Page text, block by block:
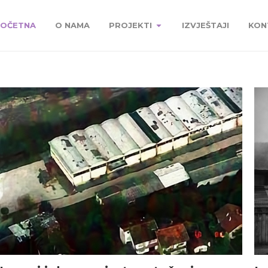
O NAMA PROJEKTI IZVJEŠTAJI